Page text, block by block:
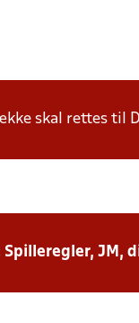
skal rettes til
JM,